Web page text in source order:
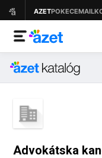
Advokátska